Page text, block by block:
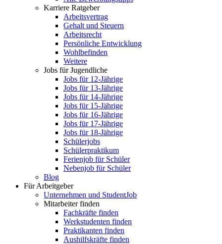
Karriere Ratgeber
Arbeitsvertrag
Gehalt und Steuern
Arbeitsrecht
Persönliche Entwicklung
Wohlbefinden
Weitere
Jobs für Jugendliche
Jobs für 12-Jährige
Jobs für 13-Jährige
Jobs für 14-Jährige
Jobs für 15-Jährige
Jobs für 16-Jährige
Jobs für 17-Jährige
Jobs für 18-Jährige
Schülerjobs
Schülerpraktikum
Ferienjob für Schüler
Nebenjob für Schüler
Blog
Für Arbeitgeber
Unternehmen und StudentJob
Mitarbeiter finden
Fachkräfte finden
Werkstudenten finden
Praktikanten finden
Aushilfskräfte finden